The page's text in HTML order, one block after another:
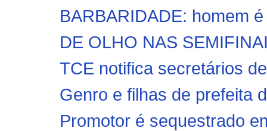
BARBARIDADE: homem
DE OLHO NAS
TCE notifica secretários
Genro e filhas de prefeita
Promotor é sequestrado